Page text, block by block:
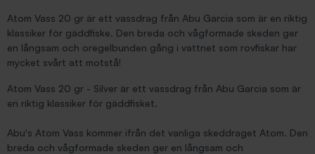
Atom Vass 20 gr är ett vassdrag från Abu Garcia som är en riktig
klassiker för gäddfiske. Den breda och vågformade skeden ger
en långsam och oregelbunden gång i vattnet som rovfiskar har
mycket svårt att motstå!
Atom Vass 20 gr - Silver är ett vassdrag från Abu Garcia som är
en riktig klassiker för gäddfisket.
Abu's Atom Vass kommer ifrån det vanliga skeddraget Atom. Den
breda och vågformade skeden ger en långsam och